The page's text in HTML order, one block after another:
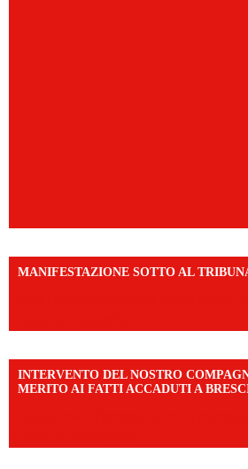
MANIFESTAZIONE SOTTO AL
INTERVENTO DEL NOSTRO
MERITO AI FATTI ACCADUTI A